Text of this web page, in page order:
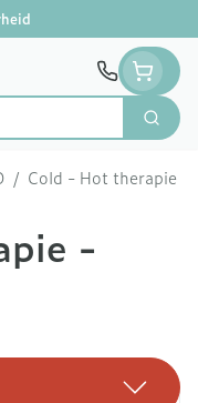
Zoek
/ Cold - Hot therapie -
-